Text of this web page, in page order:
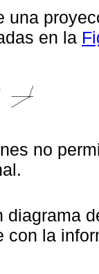
una
en la
no
diagrama
la